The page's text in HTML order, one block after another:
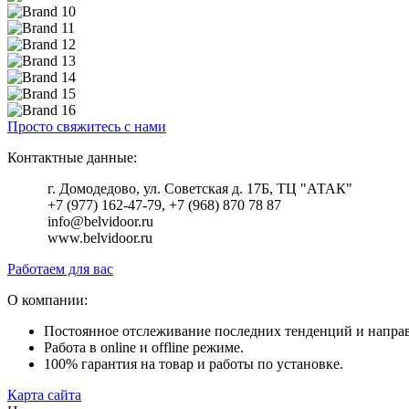
Просто свяжитесь с нами
Контактные данные:
г. Домодедово, ул. Советская д. 17Б, ТЦ "АТАК"
+7 (977) 162-47-79, +7 (968) 870 78 87
info@belvidoor.ru
www.belvidoor.ru
Работаем для вас
О компании:
Постоянное отслеживание последних тенденций и
Работа в online и offline режиме.
100% гарантия на товар и работы по установке.
Карта сайта